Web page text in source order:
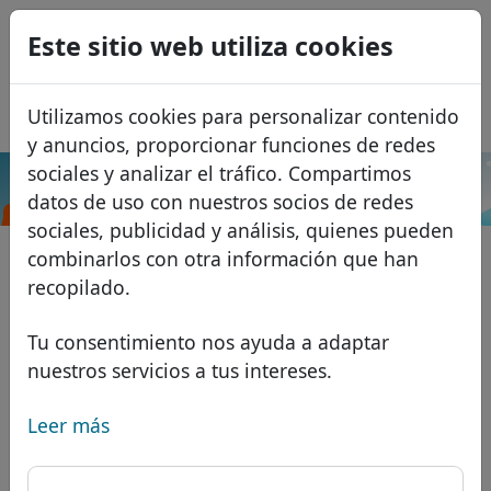
Este sitio web utiliza cookies
Utilizamos cookies para personalizar contenido
y anuncios, proporcionar funciones de redes
sociales y analizar el tráfico. Compartimos
datos de uso con nuestros socios de redes
sociales, publicidad y análisis, quienes pueden
combinarlos con otra información que han
recopilado.
Tu consentimiento nos ayuda a adaptar
nuestros servicios a tus intereses.
Leer más
Dominios
Base de datos de dominios
Dominios africanos
Dominios asiáticos
Dominios europeos
Dominios de Oriente Medio
Dominios norteamericanos
Lista de precios
Descuentos
Transferir
Buscar
Servicios
Protección de ID
Alojamiento DNS
WHOIS
USD
EUR
GBP
Français
Italiano
Português
Română
Eesti
.baby Buscar